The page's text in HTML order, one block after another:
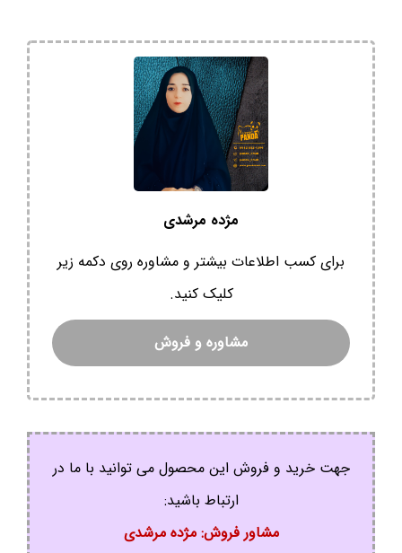
مژده مرشدی
برای کسب اطلاعات بیشتر و مشاوره روی دکمه زیر
کلیک کنید.
مشاوره و فروش
جهت خرید و فروش این محصول می توانید با ما در
ارتباط باشید:
مشاور فروش: مژده مرشدی